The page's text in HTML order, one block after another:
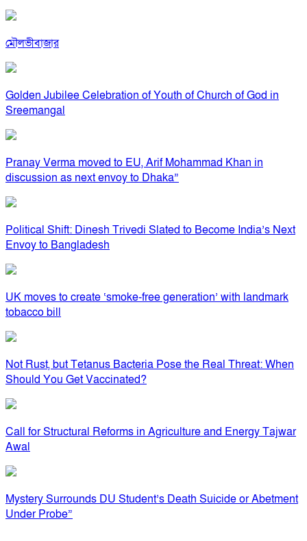
মৌলভীবাজার
Golden Jubilee Celebration of Youth of Church of God in
Sreemangal
Pranay Verma moved to EU, Arif Mohammad Khan in
discussion as next envoy to Dhaka”
Political Shift: Dinesh Trivedi Slated to Become India’s Next
Envoy to Bangladesh
UK moves to create ‘smoke-free generation’ with landmark
tobacco bill
Not Rust, but Tetanus Bacteria Pose the Real Threat: When
Should You Get Vaccinated?
Call for Structural Reforms in Agriculture and Energy Tajwar
Awal
Mystery Surrounds DU Student’s Death Suicide or Abetment
Under Probe”